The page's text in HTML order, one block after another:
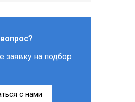
заявку на подбор
с нами